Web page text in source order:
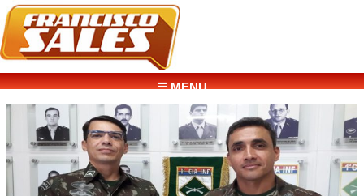
☰ MENU